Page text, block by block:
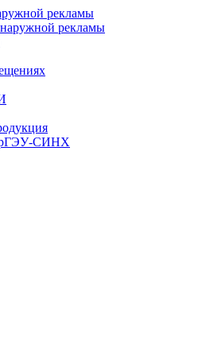
рекламы
рекламы
СИНХ